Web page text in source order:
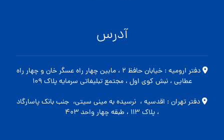
آدرس
دفتر ارومیه : خیابان حافظ ۲ ، مابین چهار راه عسگر خان و چهار راه
عطایی ، نبش کوی اول ، مجتمع تبلیغاتی سرمایه پلاک ۱۰۹
دفتر تهران : اقدسیه ، نرسیده به مینی سیتی، جنب بانک پاسارگاد
، پلاک ۱۱۳ ، طبقه چهار واحد ۴۰۳